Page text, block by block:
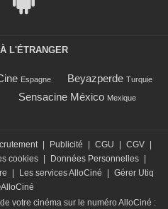
L'ÉTRANGER
Espagne Beyazperde Turquie
Sensacine México Mexique
Publicité CGU CGV
cookies Données Personnelles
Les services AlloCiné
Gérer Utiq
votre cinéma sur le numéro AlloCiné :